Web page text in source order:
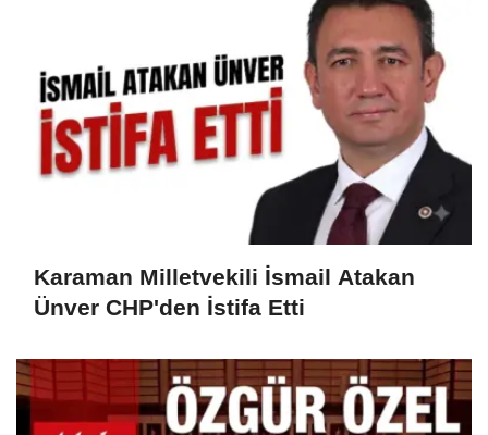
Karaman Milletvekili İsmail Atakan
Ünver CHP'den İstifa Etti